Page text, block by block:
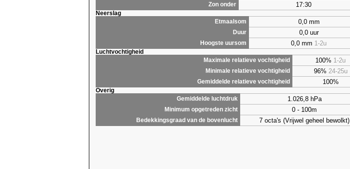
Zon onder 17:30
Neerslag
Etmaalsom
0,0 mm
Duur 0,0 uur
Hoogste uursom 0,0 mm 1-2u
Luchtvochtigheid
Maximale relatieve vochtigheid
100% 1-2u
Minimale relatieve vochtigheid 96% 24-25u
Gemiddelde relatieve vochtigheid 100%
Overig
Gemiddelde luchtdruk
1.026,8 hPa
Minimum opgetreden zicht 0 - 100m
Bedekkingsgraad van de bovenlucht 7 octa's (Vrijwel geheel bewolkt)